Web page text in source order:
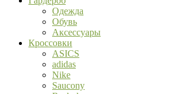
Одежда
Обувь
Аксессуары
Кроссовки
ASICS
adidas
Nike
Saucony